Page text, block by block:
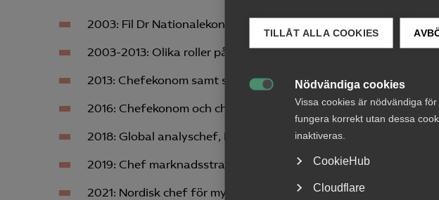
TILLÅT ALLA COOKIES
Nödvändiga cookies
Vissa cookies är nödvändiga
fungera korrekt utan dessa
inaktiveras.
CookieHub
Cloudflare
2003: Fil Dr Nationalekonomi, Uppsala universitet
2003-2013: Olika roller på Finansdepartementet,
2013: Chefekonom samt samhällsekonomisk chef, Svenskt
2016: Chefekonom och chef för makroanalys och strategi,
2018: Global analyschef, Handelsbanken
2019: Chef marknadsstrategi och affärsutveckling,
2021: Nordisk chef för myndighetsrelationer och affärsstrategi,